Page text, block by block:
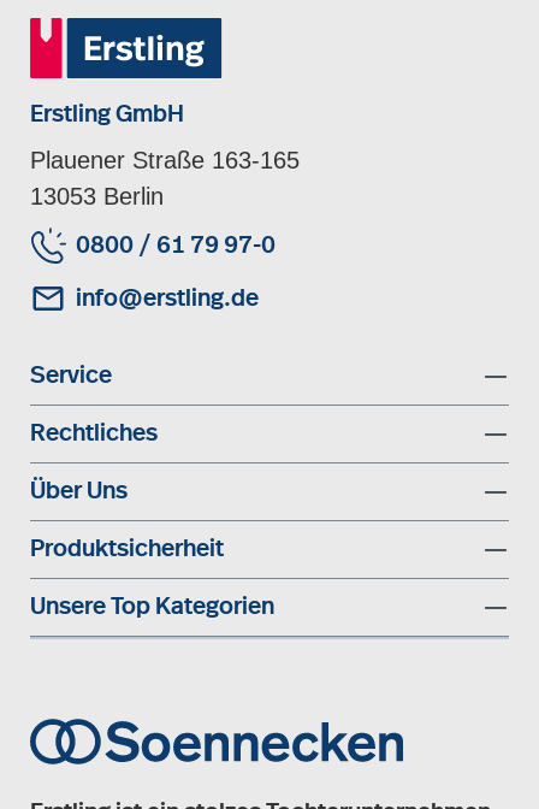
Erstling GmbH
Plauener Straße 163-165
13053 Berlin
0800 / 61 79 97-0
info@erstling.de
Service
Rechtliches
Über Uns
Produktsicherheit
Unsere Top Kategorien